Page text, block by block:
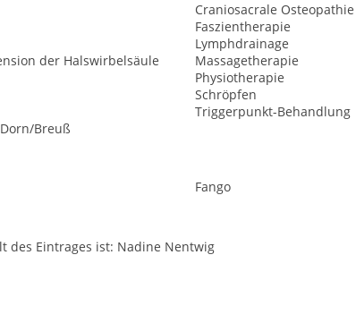
Craniosacrale Osteopathie
Faszientherapie
Lymphdrainage
der Halswirbelsäule
Massagetherapie
Physiotherapie
Schröpfen
Triggerpunkt-Behandlung
Breuß
Fango
des Eintrages ist: Nadine Nentwig